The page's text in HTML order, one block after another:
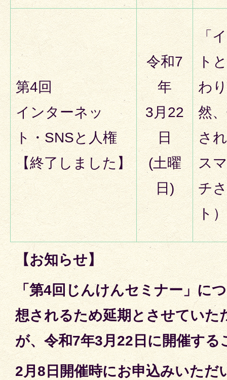
第4回
インターネッ
ト・SNSと人権
【終了しました】
令和7
年
3月22
日
(土曜
日)
「
ト
わ
然
さ
ス
チ
ト）
【お知らせ】
「第4回じんけんセミナー」に
想されるため延期とさせていた
が、令和7年3月22日に開催す
2月8日開催時にお申込みいただ